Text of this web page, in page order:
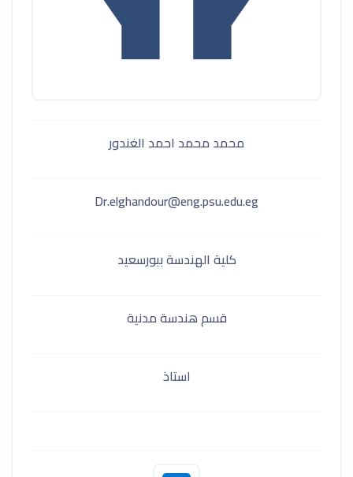
محمد محمد احمد الغندور
Dr.elghandour@eng.psu.edu.eg
كلية الهندسة ببورسعيد
قسم هندسة مدنية
استاذ